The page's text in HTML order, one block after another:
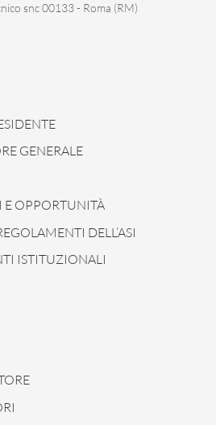
snc 00133 - Roma (RM)
GENERALE
E OPPORTUNITÀ
DELL’ASI
ISTITUZIONALI